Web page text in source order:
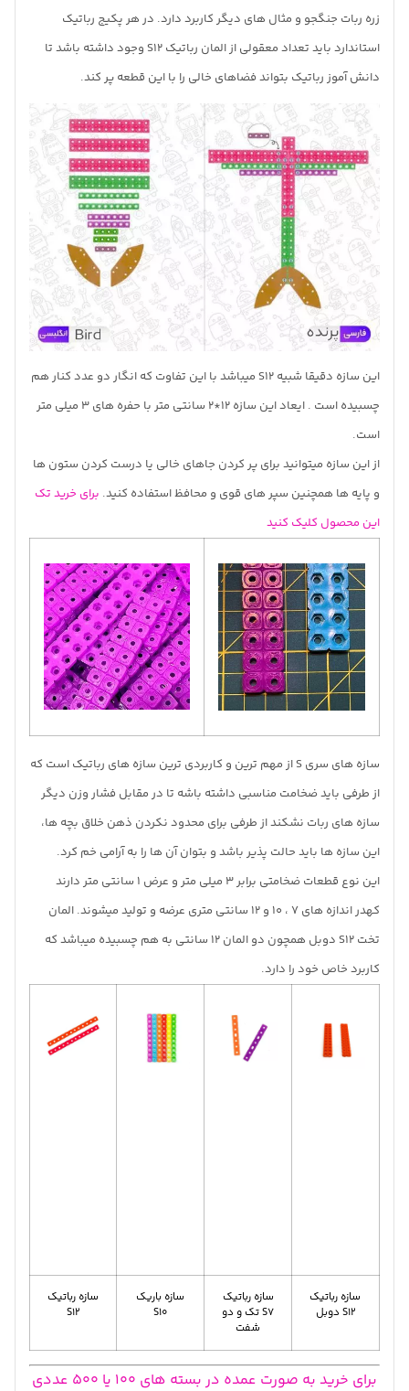
زره ربات جنگجو و مثال های دیگر کاربرد دارد. در هر پکیج رباتیک
استاندارد باید تعداد معقولی از المان رباتیک S12 وجود داشته باشد تا
دانش آموز رباتیک بتواند فضاهای خالی را با این قطعه پر کند.
این سازه دقیقا شبیه S12 میباشد با این تفاوت که انگار دو عدد کنار هم
چسبیده است . ایعاد این سازه 12*2 سانتی متر با حفره های 3 میلی متر
است.
از این سازه میتوانید برای پر کردن جاهای خالی یا درست کردن ستون ها
و پایه ها همچنین سپر های قوی و محافظ استفاده کنید. برای خرید تک
این محصول کلیک کنید
سازه های سری S از مهم ترین و کاربردی ترین سازه های رباتیک است که
از طرفی باید ضخامت مناسبی داشته باشه تا در مقابل فشار وزن دیگر
سازه های ربات نشکند از طرفی برای محدود نکردن ذهن خلاق بچه ها،
این سازه ها باید حالت پذیر باشد و بتوان آن ها را به آرامی خم کرد.
این نوع قطعات ضخامتی برابر 3 میلی متر و عرض 1 سانتی متر دارند
کهدر اندازه های 7 ، 10 و 12 سانتی متری عرضه و تولید میشوند. المان
تخت S12 دوبل همچون دو المان 12 سانتی به هم چسبیده میباشد که
کاربرد خاص خود را دارد.
سازه رباتیک
S12 دوبل
سازه رباتیک
S7 تک و دو
شفت
سازه باریک
S10
سازه رباتیک
S12
برای خرید به صورت عمده در بسته های 100 یا 500 عددی